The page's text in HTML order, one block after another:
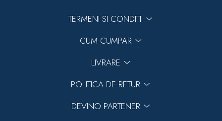
TERMENI SI CONDITII
CUM CUMPAR
LIVRARE
POLITICA DE RETUR
DEVINO PARTENER